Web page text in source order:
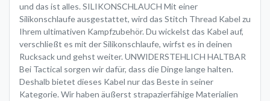
und das ist alles. SILIKONSCHLAUCH Mit einer
Silikonschlaufe ausgestattet, wird das Stitch Thread Kabel zu
Ihrem ultimativen Kampfzubehör. Du wickelst das Kabel auf,
verschließt es mit der Silikonschlaufe, wirfst es in deinen
Rucksack und gehst weiter. UNWIDERSTEHLICH HALTBAR
Bei Tactical sorgen wir dafür, dass die Dinge lange halten.
Deshalb bietet dieses Kabel nur das Beste in seiner
Kategorie. Wir haben äußerst strapazierfähige Materialien